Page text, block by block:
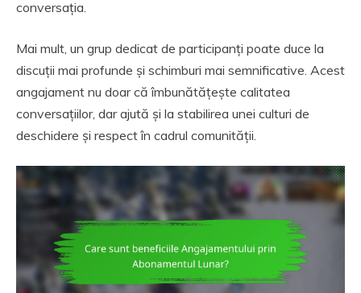
conversația.
Mai mult, un grup dedicat de participanți poate duce la
discuții mai profunde și schimburi mai semnificative. Acest
angajament nu doar că îmbunătățește calitatea
conversațiilor, dar ajută și la stabilirea unei culturi de
deschidere și respect în cadrul comunității.